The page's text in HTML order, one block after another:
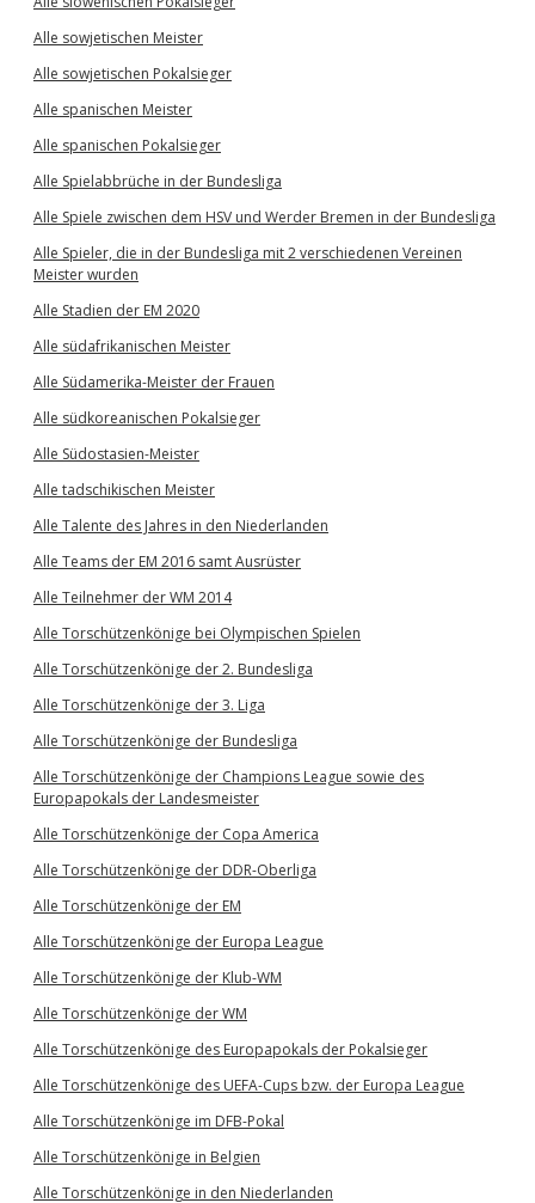
Alle sowjetischen Meister
Alle sowjetischen Pokalsieger
Alle spanischen Meister
Alle spanischen Pokalsieger
Alle Spielabbrüche in der Bundesliga
Alle Spiele zwischen dem HSV und Werder Bremen in der Bundesliga
Alle Spieler, die in der Bundesliga mit 2 verschiedenen Vereinen
Meister wurden
Alle Stadien der EM 2020
Alle südafrikanischen Meister
Alle Südamerika-Meister der Frauen
Alle südkoreanischen Pokalsieger
Alle Südostasien-Meister
Alle tadschikischen Meister
Alle Talente des Jahres in den Niederlanden
Alle Teams der EM 2016 samt Ausrüster
Alle Teilnehmer der WM 2014
Alle Torschützenkönige bei Olympischen Spielen
Alle Torschützenkönige der 2. Bundesliga
Alle Torschützenkönige der 3. Liga
Alle Torschützenkönige der Bundesliga
Alle Torschützenkönige der Champions League sowie des
Europapokals der Landesmeister
Alle Torschützenkönige der Copa America
Alle Torschützenkönige der DDR-Oberliga
Alle Torschützenkönige der EM
Alle Torschützenkönige der Europa League
Alle Torschützenkönige der Klub-WM
Alle Torschützenkönige der WM
Alle Torschützenkönige des Europapokals der Pokalsieger
Alle Torschützenkönige des UEFA-Cups bzw. der Europa League
Alle Torschützenkönige im DFB-Pokal
Alle Torschützenkönige in Belgien
Alle Torschützenkönige in den Niederlanden